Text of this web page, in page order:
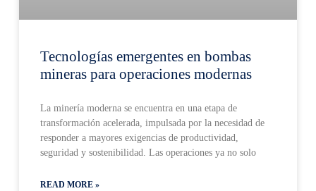
Tecnologías emergentes en bombas
mineras para operaciones modernas
La minería moderna se encuentra en una etapa de
transformación acelerada, impulsada por la necesidad de
responder a mayores exigencias de productividad,
seguridad y sostenibilidad. Las operaciones ya no solo
READ MORE »